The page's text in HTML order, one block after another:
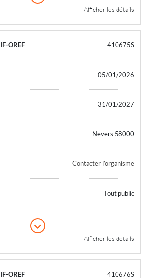
Afficher les détails
410675S
05/01/2026
31/01/2027
Nevers 58000
Contacter l’organisme
Tout public
Afficher les détails
410676S